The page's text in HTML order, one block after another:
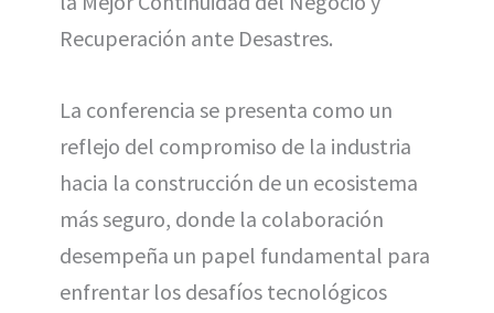
Recuperación ante Desastres.
La conferencia se presenta como un
reflejo del compromiso de la industria
hacia la construcción de un ecosistema
más seguro, donde la colaboración
desempeña un papel fundamental para
enfrentar los desafíos tecnológicos